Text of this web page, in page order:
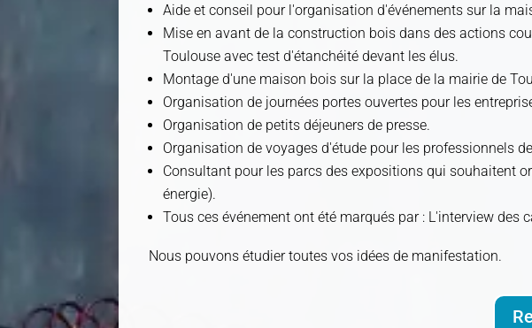
Aide et conseil pour l'organisation d'événements sur la
Mise en avant de la construction bois dans des actions
Toulouse avec test d'étanchéité devant les élus.
Montage d'une maison bois sur la place de la mairie de
Organisation de journées portes ouvertes pour les
Organisation de petits déjeuners de presse.
Organisation de voyages d'étude pour les professionnels
Consultant pour les parcs des expositions qui souhaitent
énergie).
Tous ces événement ont été marqués par : L'interview des
Nous pouvons étudier toutes vos idées de manifestation.